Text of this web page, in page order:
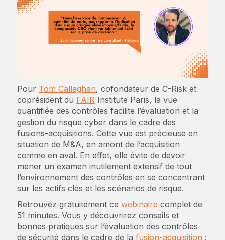
Pour Tom Callaghan, cofondateur de C-Risk et
coprésident du FAIRInstitute Paris, la vue
quantifiée des contrôles facilite l’évaluation et la
gestion du risque cyber dans le cadre des
fusions-acquisitions. Cette vue est précieuse en
situation de M&A, en amont de l’acquisition
comme en aval. En effet, elle évite de devoir
mener un examen inutilement extensif de tout
l’environnement des contrôles en se concentrant
sur les actifs clés et les scénarios de risque.
Retrouvez gratuitement ce webinaire complet de
51 minutes. Vous y découvrirez conseils et
bonnes pratiques sur l’évaluation des contrôles
de sécurité dans le cadre de la fusion-acquisition :